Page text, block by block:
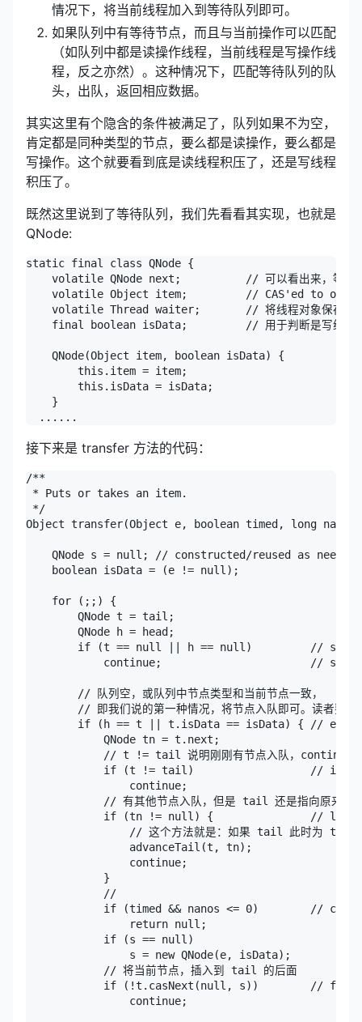
情况下，将当前线程加入到等待队列即可。
如果队列中有等待节点，而且与当前操作可以匹配
（如队列中都是读操作线程，当前线程是写操作线
程，反之亦然）。这种情况下，匹配等待队列的队
头，出队，返回相应数据。
其实这里有个隐含的条件被满足了，队列如果不为空，
肯定都是同种类型的节点，要么都是读操作，要么都是
写操作。这个就要看到底是读线程积压了，还是写线程
积压了。
既然这里说到了等待队列，我们先看看其实现，也就是
QNode:
static final class QNode {
volatile QNode next;          // 可以看出来，等待
volatile Object item;         // CAS'ed to or
volatile Thread waiter;       // 将线程对象保存在
final boolean isData;         // 用于判断是写线程
    QNode(Object item, boolean isData) {
        this.item = item;
        this.isData = isData;
    }
  ......
接下来是 transfer 方法的代码：
/**
* Puts or takes an item.
*/
Object transfer(Object e, boolean timed, long
    QNode s = null; // constructed/reused as needed
    boolean isData = (e != null);
    for (;;) {
        QNode t = tail;
        QNode h = head;
if (t == null || h == null)         // saw
            continue;                       // spin
        // 队列空，或队列中节点类型和当前节点一致，
// 即我们说的第一种情况，将节点入队即可。读者要
if (h == t || t.isData == isData) { //
            QNode tn = t.next;
// t != tail 说明刚刚有节点入队，continue
if (t != tail)                  //
                continue;
// 有其他节点入队，但是 tail 还是指向原来的
if (tn != null) {               //
// 这个方法就是：如果 tail 此时为 t 的
                advanceTail(t, tn);
                continue;
            }
            //
if (timed && nanos <= 0)        //
                return null;
            if (s == null)
                s = new QNode(e, isData);
            // 将当前节点，插入到 tail 的后面
if (!t.casNext(null, s))        //
                continue;